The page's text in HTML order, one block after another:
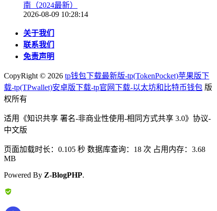
南（2024最新）
2026-08-09 10:28:14
关于我们
联系我们
免责声明
CopyRight © 2026 tp钱包下载最新版-tp(TokenPocket)苹果版下
载-tp(TPwallet)安卓版下载-tp官网下载-以太坊和比特币钱包 版
权所有
适用《知识共享 署名-非商业性使用-相同方式共享 3.0》协议-
中文版
页面加载时长：0.105 秒 数据库查询：18 次 占用内存：3.68
MB
Powered By Z-BlogPHP.